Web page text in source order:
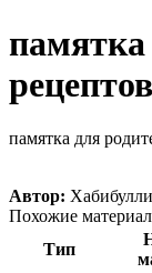
памятка
памятка для
Автор:
Похожие
Тип